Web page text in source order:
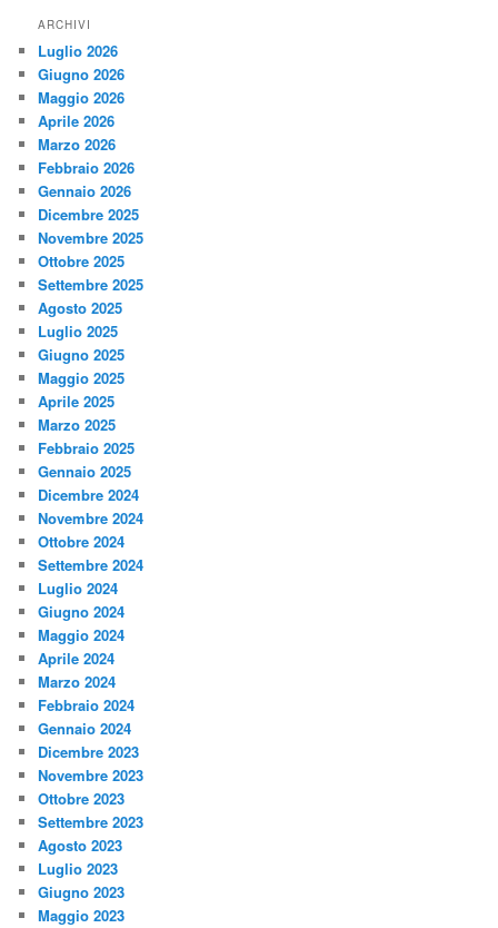
ARCHIVI
Luglio 2026
Giugno 2026
Maggio 2026
Aprile 2026
Marzo 2026
Febbraio 2026
Gennaio 2026
Dicembre 2025
Novembre 2025
Ottobre 2025
Settembre 2025
Agosto 2025
Luglio 2025
Giugno 2025
Maggio 2025
Aprile 2025
Marzo 2025
Febbraio 2025
Gennaio 2025
Dicembre 2024
Novembre 2024
Ottobre 2024
Settembre 2024
Luglio 2024
Giugno 2024
Maggio 2024
Aprile 2024
Marzo 2024
Febbraio 2024
Gennaio 2024
Dicembre 2023
Novembre 2023
Ottobre 2023
Settembre 2023
Agosto 2023
Luglio 2023
Giugno 2023
Maggio 2023